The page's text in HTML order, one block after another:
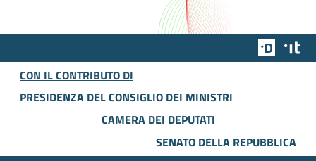
Team
CON IL CONTRIBUTO DI
PRESIDENZA DEL CONSIGLIO DEI MINISTRI
CAMERA DEI DEPUTATI
SENATO DELLA REPUBBLICA